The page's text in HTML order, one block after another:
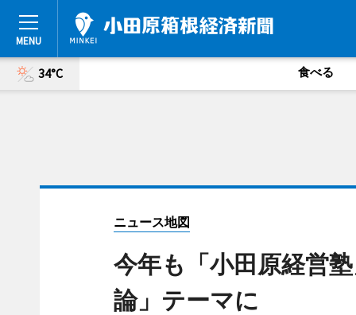
34°C 食べる
ニュース地図
今年も「小田原経営
論」テーマに